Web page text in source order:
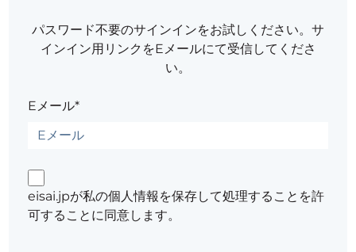
パスワード不要のサインインをお試しください。サ
インイン用リンクをEメールにて受信してくださ
い。
Eメール*
eisai.jpが私の個人情報を保存して処理することを許
可することに同意します。